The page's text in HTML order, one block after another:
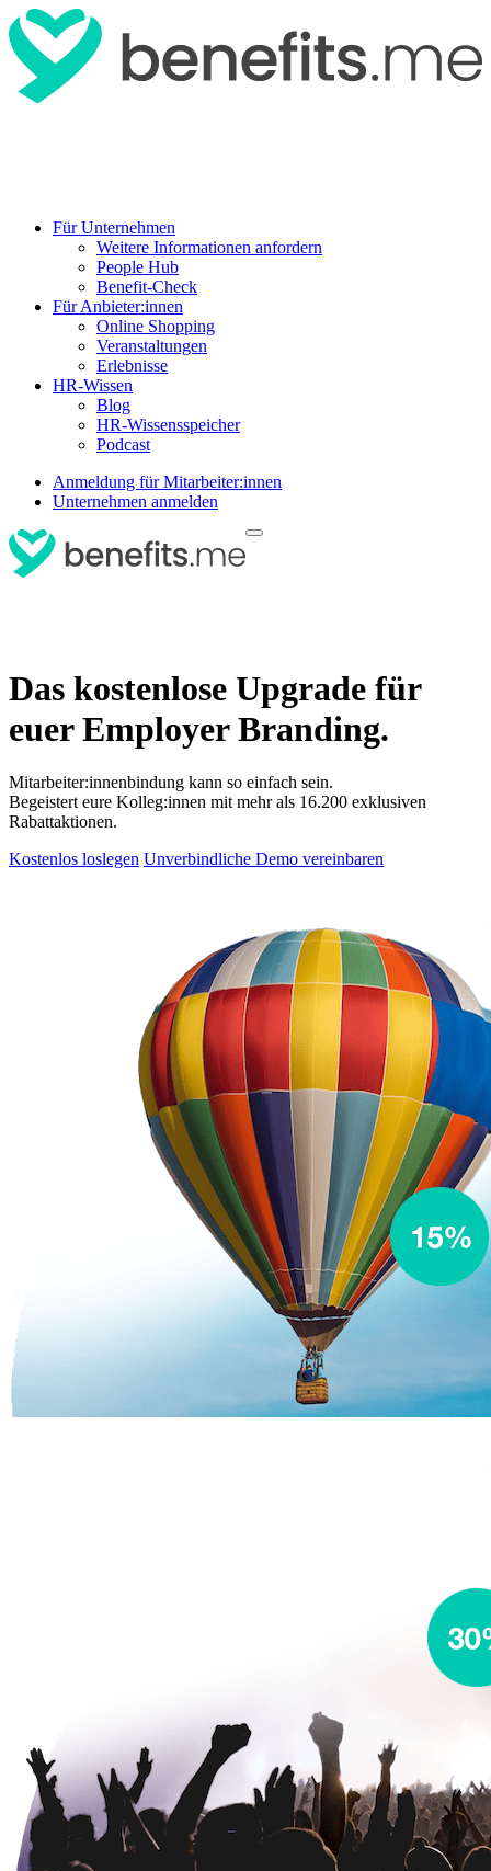
Für Unternehmen
Weitere Informationen anfordern
People Hub
Benefit-Check
Für Anbieter:innen
Online Shopping
Veranstaltungen
Erlebnisse
HR-Wissen
Blog
HR-Wissensspeicher
Podcast
Anmeldung für Mitarbeiter:innen
Unternehmen anmelden
Das kostenlose Upgrade für
euer Employer Branding.
Mitarbeiter:innenbindung kann so einfach sein.
Begeistert eure Kolleg:innen mit mehr als 16.200 exklusiven
Rabattaktionen.
Kostenlos loslegen Unverbindliche Demo vereinbaren